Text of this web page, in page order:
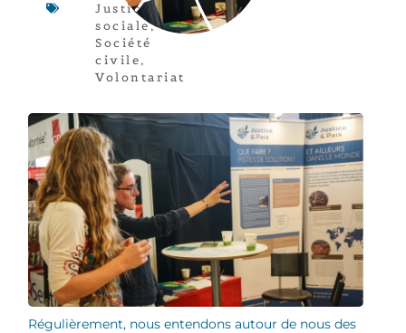
Justice
sociale,
Société
civile,
Volontariat
Régulièrement, nous entendons autour de nous des